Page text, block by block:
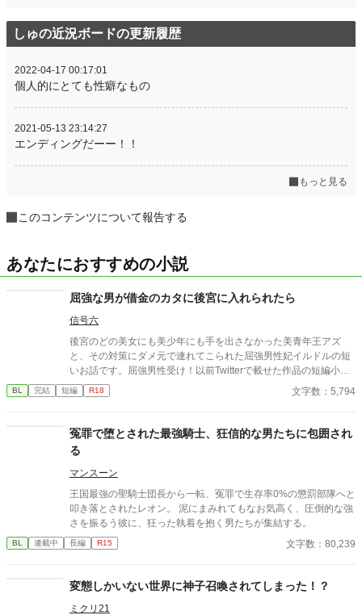
しゅの近況ボードの更新履歴
2022-04-17 00:17:01
個人的にとても性癖なもの
2021-05-13 23:14:27
エンディングだーー！！
もっと見る
このコンテンツについて報告する
あなたにおすすめの小説
屈強な男が借金のカタに後宮に入れられたら
信号六
後宮のどの美女にも美少年にも手を出さなかった美青年王アズ
と、その対策にダメ元で連れてこられた屈強男性妃イルドルの短
いお話です。屈強男性受け！以前Twitterで載せた作品の短編小説
版です。 （ムーンライトノベルズ、pixivにも載せています）
BL 完結 短編 R18 文字数：5,794
冤罪で堕とされた最強騎士、狂信的な男たちに包囲され
る
マンスーン
​王国最強の聖騎士団長から一転、冤罪で生存率0%の懲罰部隊へと
叩き落とされたレオン。 泥にまみれてもなお気高く、圧倒的な強
さを振るう彼に、狂った執着を抱く男たちが集結する。
BL 連載中 長編 R15 文字数：80,239
変態しかいない世界に神子召喚されてしまった！？
ミクリ21